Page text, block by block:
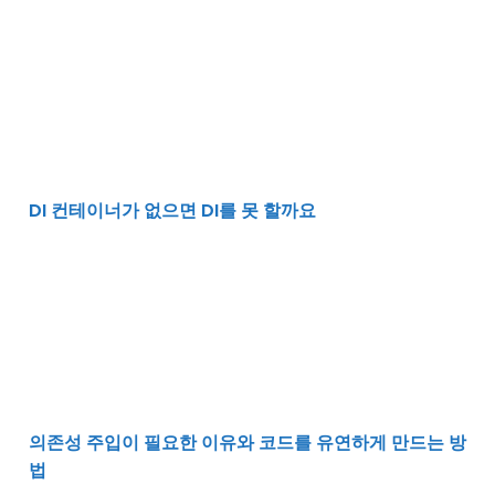
DI 컨테이너가 없으면 DI를 못 할까요
의존성 주입이 필요한 이유와 코드를 유연하게 만드는 방
법